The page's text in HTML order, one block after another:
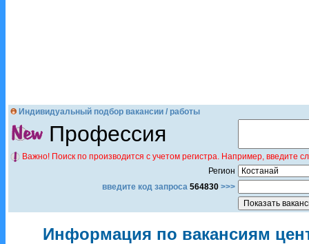
Индивидуальный подбор вакансии / работы
Профессия
Важно! Поиск по производится с учетом регистра. Например,
Регион
введите код запроса 564830 >>>
Информация по вакансиям